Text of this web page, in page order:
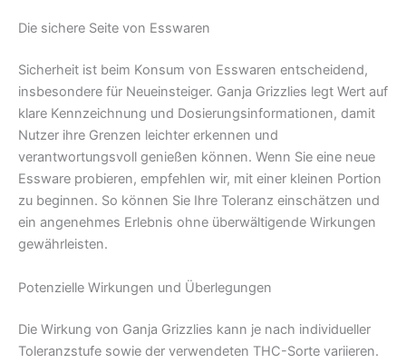
Die sichere Seite von Esswaren
Sicherheit ist beim Konsum von Esswaren entscheidend,
insbesondere für Neueinsteiger. Ganja Grizzlies legt Wert auf
klare Kennzeichnung und Dosierungsinformationen, damit
Nutzer ihre Grenzen leichter erkennen und
verantwortungsvoll genießen können. Wenn Sie eine neue
Essware probieren, empfehlen wir, mit einer kleinen Portion
zu beginnen. So können Sie Ihre Toleranz einschätzen und
ein angenehmes Erlebnis ohne überwältigende Wirkungen
gewährleisten.
Potenzielle Wirkungen und Überlegungen
Die Wirkung von Ganja Grizzlies kann je nach individueller
Toleranzstufe sowie der verwendeten THC-Sorte variieren.